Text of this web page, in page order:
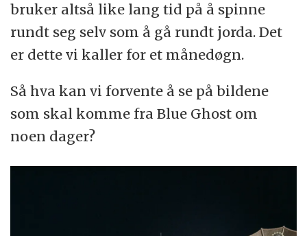
bruker altså like lang tid på å spinne
rundt seg selv som å gå rundt jorda. Det
er dette vi kaller for et månedøgn.
Så hva kan vi forvente å se på bildene
som skal komme fra Blue Ghost om
noen dager?